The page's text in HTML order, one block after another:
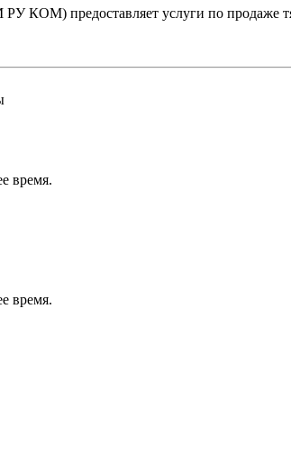
предоставляет услуги по продаже
время.
время.